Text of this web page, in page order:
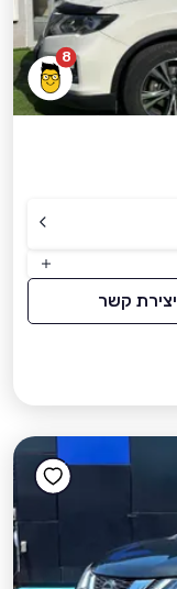
8
יצירת קשר